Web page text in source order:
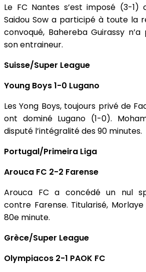
Le FC Nantes s’est imposé (3-1)
Saidou Sow a participé à toute la
convoqué, Bahereba Guirassy
son entraineur.
Suisse/Super League
Young Boys 1-0 Lugano
Les Yong Boys, toujours privé de
ont dominé Lugano (1-0).
disputé l’intégralité des 90 minutes.
Portugal/Primeira Liga
Arouca FC 2-2 Farense
Arouca FC a concédé un nul
contre Farense. Titularisé,
80e minute.
Grèce/Super League
Olympiacos 2-1 PAOK FC